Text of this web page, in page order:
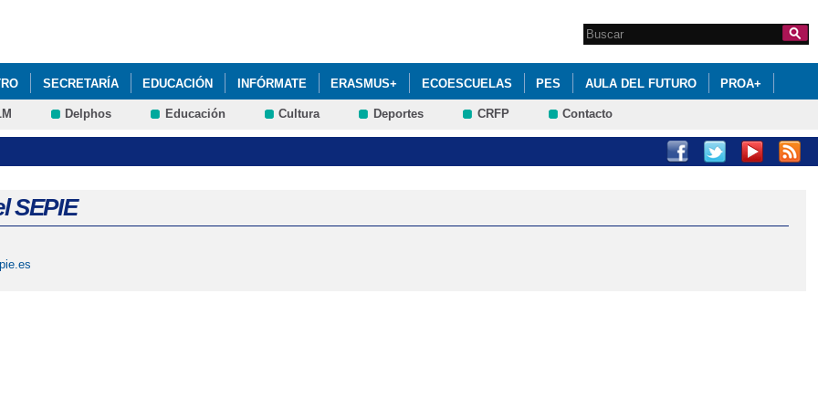
Formulario de
búsqueda
Search this site
SECRETARÍA EDUCACIÓN INFÓRMATE ERASMUS+ ECOESCUELAS PES AULA DEL FUTURO PROA+
STEAM+ AMPA LA ASUNCIÓN: RENOVACIÓN DE SU JUNTA DIRECTIVA
Y PADRES 2025-26: AULAS DE FAMILIA ABRIL 2026
Delphos Educación Cultura Deportes CRFP Contacto
SEPIE